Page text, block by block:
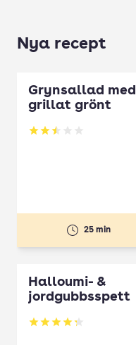
Nya recept
Grynsallad med
grillat grönt
Betyg: 2.5 av 5
25 min
Halloumi- &
jordgubbsspett
Betyg: 4.3 av 5